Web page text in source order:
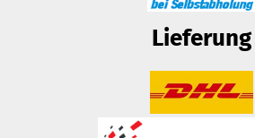
Lieferung